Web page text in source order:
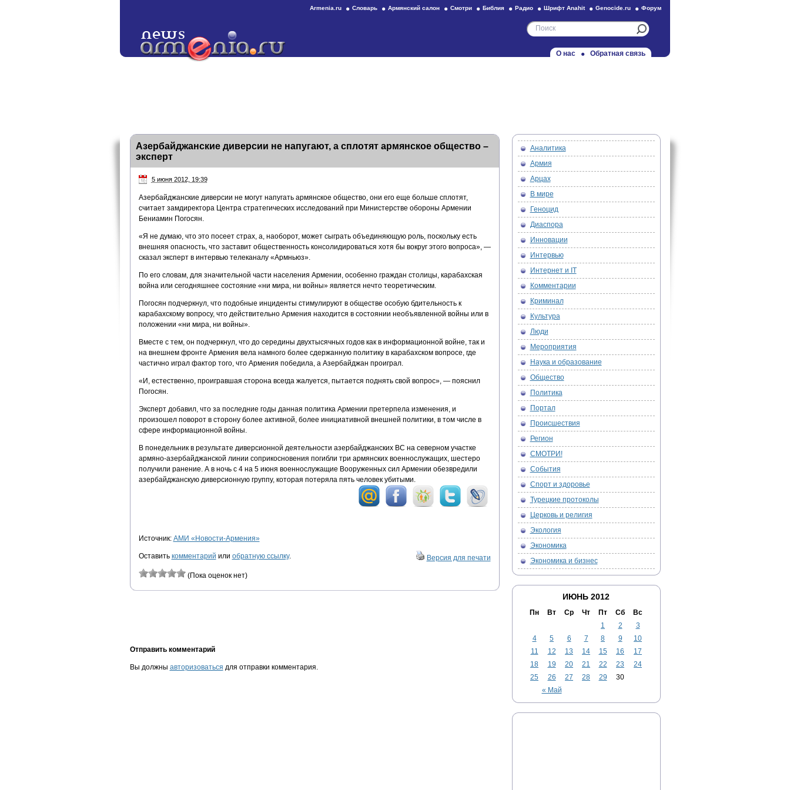
Armenia.ru Словарь Армянский салон Смотри Библия Радио Шрифт Anahit Genocide.ru Форум
О нас Обратная связь
Азербайджанские диверсии не напугают, а сплотят армянское общество –
эксперт
5 июня 2012, 19:39
Азербайджанские диверсии не могут напугать армянское общество, они его еще больше сплотят,
считает замдиректора Центра стратегических исследований при Министерстве обороны Армении
Бениамин Погосян.
«Я не думаю, что это посеет страх, а, наоборот, может сыграть объединяющую роль, поскольку есть
внешняя опасность, что заставит общественность консолидироваться хотя бы вокруг этого вопроса», —
сказал эксперт в интервью телеканалу «Армньюз».
По его словам, для значительной части населения Армении, особенно граждан столицы, карабахская
война или сегодняшнее состояние «ни мира, ни войны» является нечто теоретическим.
Погосян подчеркнул, что подобные инциденты стимулируют в обществе особую бдительность к
карабахскому вопросу, что действительно Армения находится в состоянии необъявленной войны или в
положении «ни мира, ни войны».
Вместе с тем, он подчеркнул, что до середины двухтысячных годов как в информационной войне, так и
на внешнем фронте Армения вела намного более сдержанную политику в карабахском вопросе, где
частично играл фактор того, что Армения победила, а Азербайджан проиграл.
«И, естественно, проигравшая сторона всегда жалуется, пытается поднять свой вопрос», — пояснил
Погосян.
Эксперт добавил, что за последние годы данная политика Армении претерпела изменения, и
произошел поворот в сторону более активной, более инициативной внешней политики, в том числе в
сфере информационной войны.
В понедельник в результате диверсионной деятельности азербайджанских ВС на северном участке
армяно-азербайджанской линии соприкосновения погибли три армянских военнослужащих, шестеро
получили ранение. А в ночь с 4 на 5 июня военнослужащие Вооруженных сил Армении обезвредили
азербайджанскую диверсионную группу, которая потеряла пять человек убитыми.
Источник: АМИ «Новости-Армения»
Оставить комментарий или обратную ссылку. Версия для печати
(Пока оценок нет)
Отправить комментарий
Вы должны авторизоваться для отправки комментария.
Аналитика
Армия
Арцах
В мире
Геноцид
Диаспора
Инновации
Интервью
Интернет и IT
Комментарии
Криминал
Культура
Люди
Мероприятия
Наука и образование
Общество
Политика
Портал
Происшествия
Регион
СМОТРИ!
События
Спорт и здоровье
Турецкие протоколы
Церковь и религия
Экология
Экономика
Экономика и бизнес
ИЮНЬ 2012
Пн Вт Ср Чт Пт Сб Вс
« Май
1 2
3
4
5 6 7 8 9
10
11
12 13 14 15 16
17
18
19 20 21 22 23
24
25
26 27 28 29 30